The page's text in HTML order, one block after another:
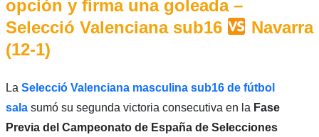
opción y firma una goleada –
Selecció Valenciana sub16
Navarra
(12-1)
La Selecció Valenciana masculina sub16 de fútbol
salasumó su segunda victoria consecutiva en la Fase
Previa del Campeonato de España de Selecciones